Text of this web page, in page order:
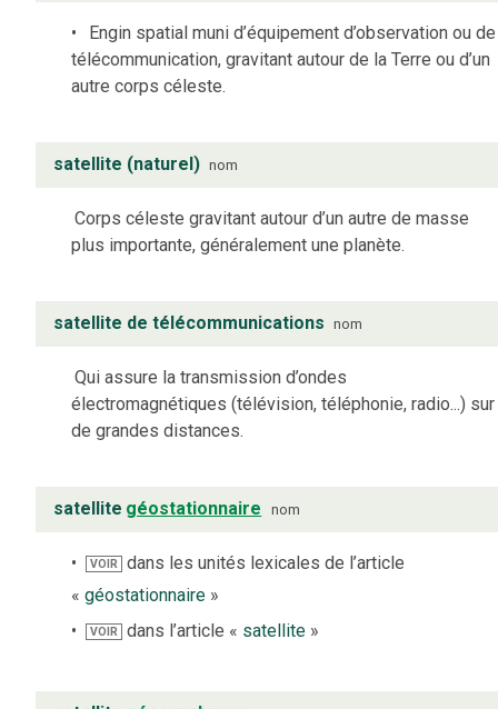
Engin spatial muni d’équipement d’observation ou de
télécommunication, gravitant autour de la Terre ou d’un
autre corps céleste.
satellite (naturel) nom
Corps céleste gravitant autour d’un autre de masse
plus importante, généralement une planète.
satellite de télécommunications nom
Qui assure la transmission d’ondes
électromagnétiques (télévision, téléphonie, radio...) sur
de grandes distances.
satellite géostationnaire nom
VOIR
dans les unités lexicales de l’article
« géostationnaire »
VOIR dans l’article « satellite »